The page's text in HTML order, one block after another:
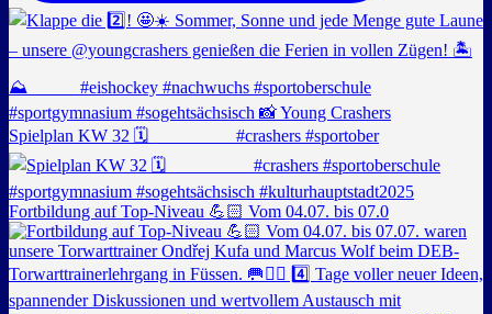
Spielplan KW 32 🗓️ _________ #crashers #sportober
Fortbildung auf Top-Niveau 💪🏻 Vom 04.07. bis 07.0